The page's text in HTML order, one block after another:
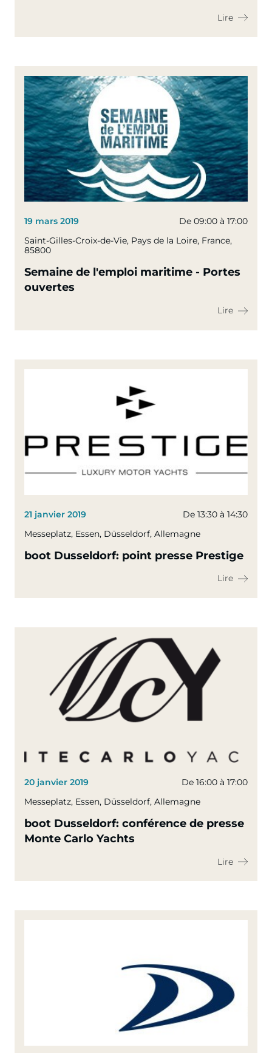
Lire
19 mars 2019
De 09:00 à 17:00
Saint-Gilles-Croix-de-Vie, Pays de la Loire, France,
85800
Semaine de l'emploi maritime - Portes
ouvertes
Lire
21 janvier 2019
De 13:30 à 14:30
Messeplatz, Essen, Düsseldorf, Allemagne
boot Dusseldorf: point presse Prestige
Lire
20 janvier 2019
De 16:00 à 17:00
Messeplatz, Essen, Düsseldorf, Allemagne
boot Dusseldorf: conférence de presse
Monte Carlo Yachts
Lire